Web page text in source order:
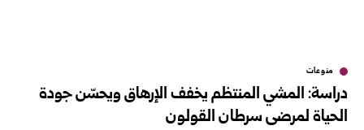
منوعات
دراسة: المشي المنتظم يخفف الإرهاق ويحسّن جودة
الحياة لمرضى سرطان القولون